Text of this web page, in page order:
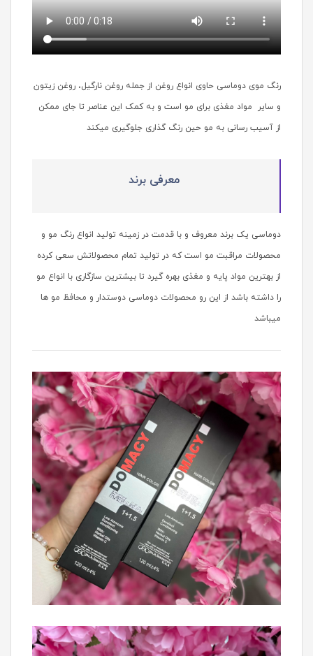
رنگ موی دوماسی حاوی انواع روغن از جمله روغن نارگیل، روغن زیتون
و سایر مواد مغذی برای مو است و به کمک این عناصر تا جای ممکن
از آسیب رسانی به مو حین رنگ گذاری جلوگیری میکند
معرفی برند
دوماسی یک برند معروف و با قدمت در زمینه تولید انواع رنگ مو و
محصولات مراقبت مو است که در تولید تمام محصولاتش سعی کرده
از بهترین مواد پایه و مغذی بهره گیرد تا بیشترین سازگاری با انواع مو
را داشته باشد از این رو محصولات دوماسی دوستدار و محافظ مو ها
میباشد